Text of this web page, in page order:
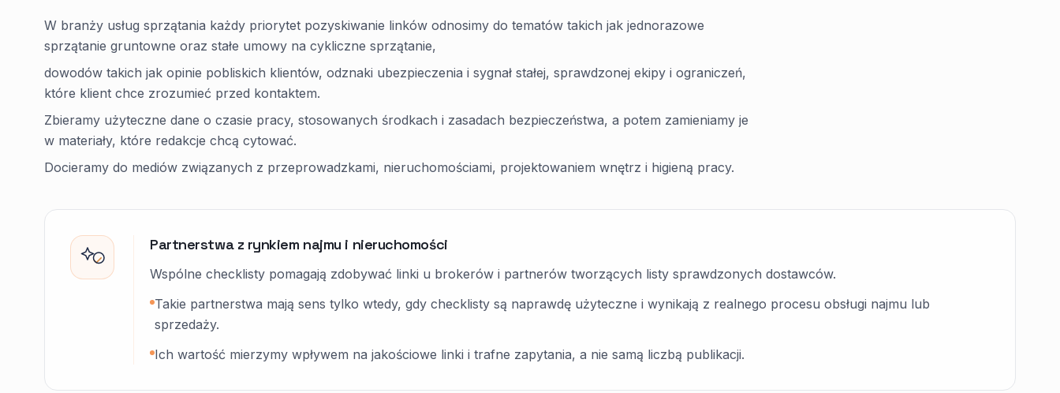
W branży usług sprzątania każdy priorytet pozyskiwanie linków odnosimy do tematów takich jak jednorazowe
sprzątanie gruntowne oraz stałe umowy na cykliczne sprzątanie,
dowodów takich jak opinie pobliskich klientów, odznaki ubezpieczenia i sygnał stałej, sprawdzonej ekipy i ograniczeń,
które klient chce zrozumieć przed kontaktem.
Zbieramy użyteczne dane o czasie pracy, stosowanych środkach i zasadach bezpieczeństwa, a potem zamieniamy je
w materiały, które redakcje chcą cytować.
Docieramy do mediów związanych z przeprowadzkami, nieruchomościami, projektowaniem wnętrz i higieną pracy.
Partnerstwa z rynkiem najmu i nieruchomości
Wspólne checklisty pomagają zdobywać linki u brokerów i partnerów tworzących listy sprawdzonych dostawców.
Takie partnerstwa mają sens tylko wtedy, gdy checklisty są naprawdę użyteczne i wynikają z realnego procesu obsługi najmu lub
sprzedaży.
Ich wartość mierzymy wpływem na jakościowe linki i trafne zapytania, a nie samą liczbą publikacji.